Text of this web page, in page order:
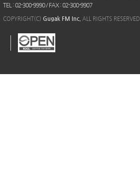
TEL : 02-300-9990 / FAX : 02-300-9907
COPYRIGHT(C) Gugak FM Inc. ALL RIGHTS RESERVED.